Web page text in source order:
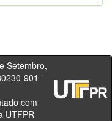
901 -
Brasil
com
UTFPR